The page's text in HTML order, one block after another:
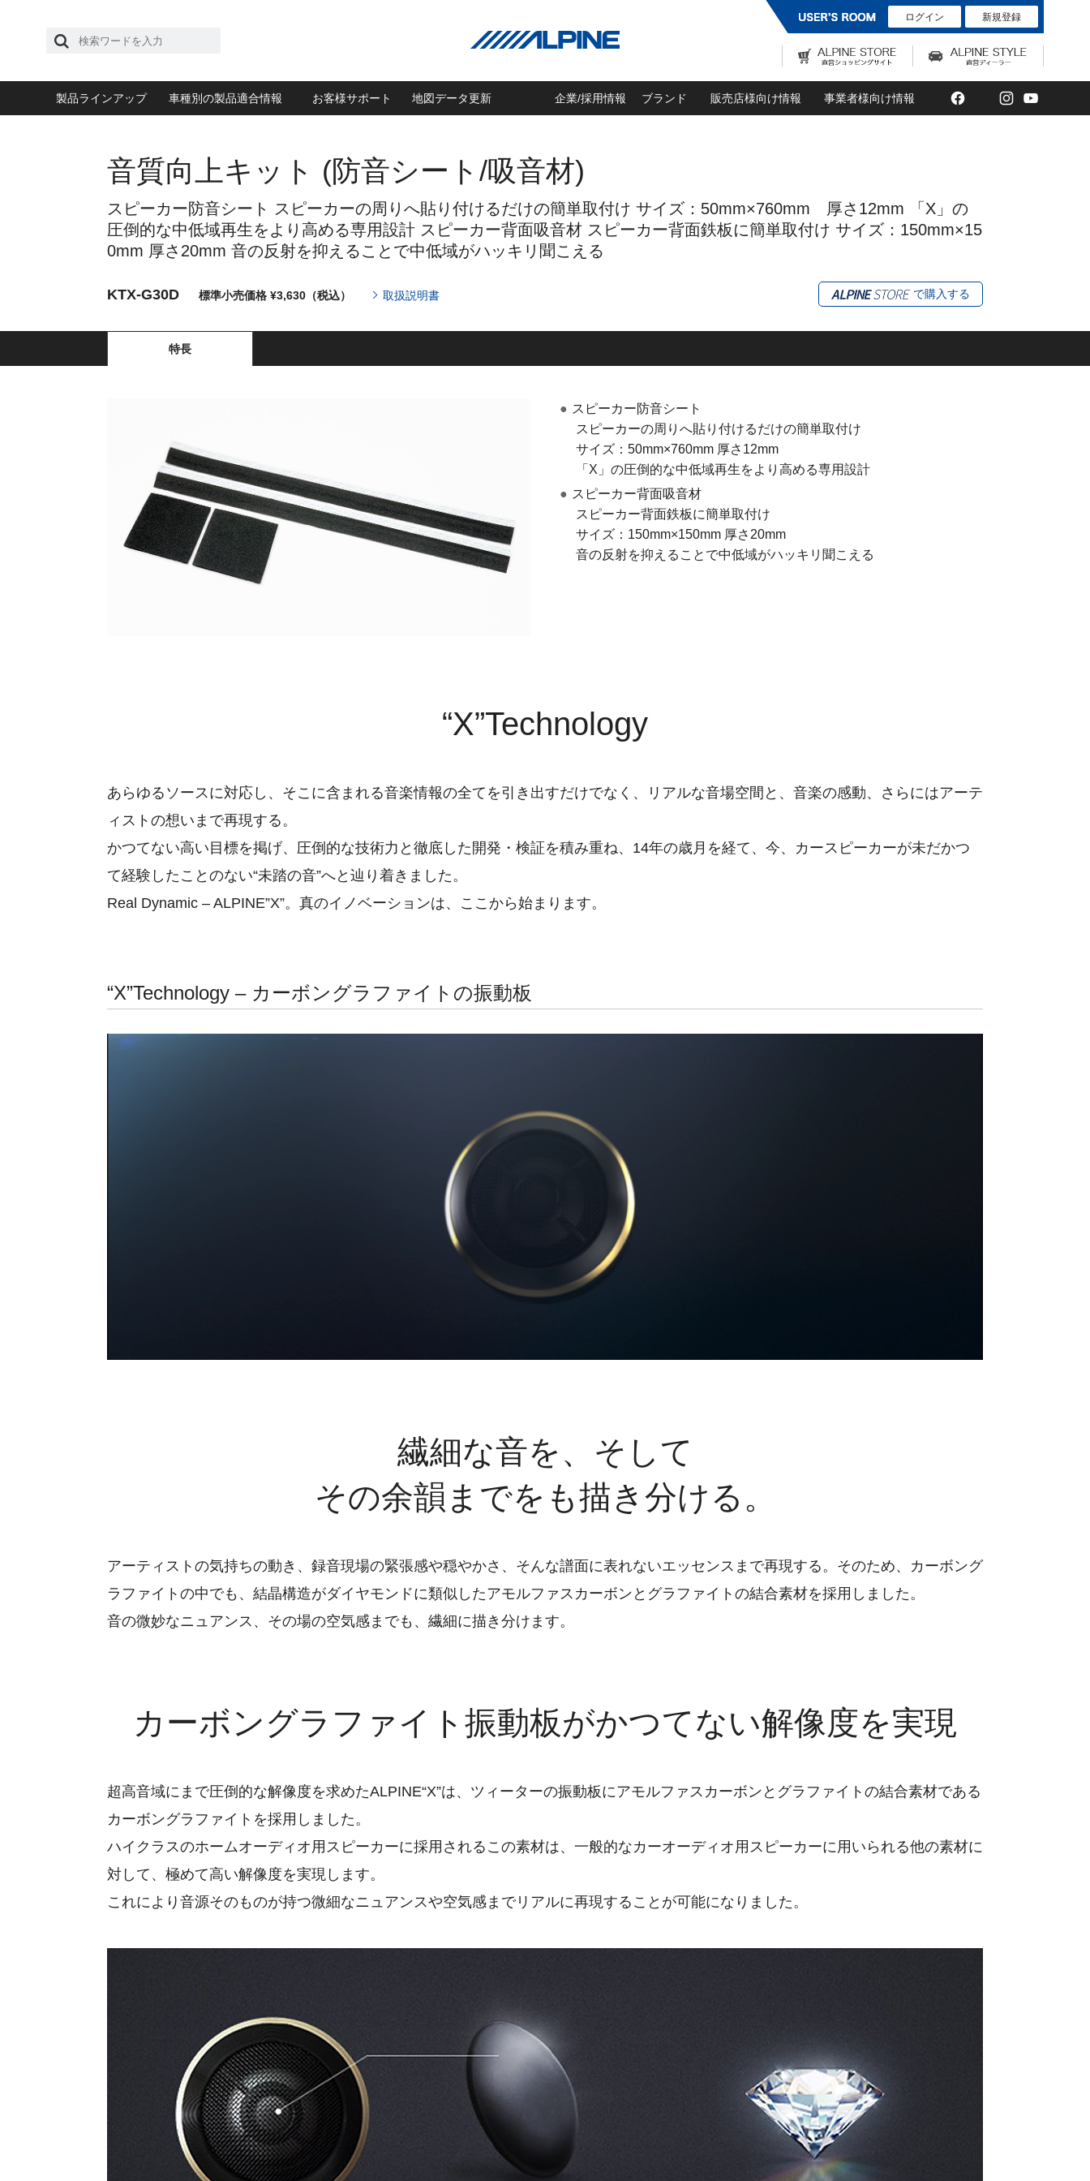
ログイン 新規登録
製品ラインアップ 車種別の製品適合情報 お客様サポート 地図データ更新 企業/採用情報 ブランド 販売店様向け情報 事業者様向け情報 Facebook
TwitterInstagram
音質向上キット (防音シート/吸音材)
スピーカー防音シート スピーカーの周りへ貼り付けるだけの簡単取付け サイズ：50mm×760mm 厚さ12mm 「X」の
圧倒的な中低域再生をより高める専用設計 スピーカー背面吸音材 スピーカー背面鉄板に簡単取付け サイズ：150mm×15
0mm 厚さ20mm 音の反射を抑えることで中低域がハッキリ聞こえる
KTX-G30D 標準小売価格 ¥3,630（税込） 取扱説明書 で購入する
特長
● スピーカー防音シート
スピーカーの周りへ貼り付けるだけの簡単取付け
サイズ：50mm×760mm 厚さ12mm
「X」の圧倒的な中低域再生をより高める専用設計
● スピーカー背面吸音材
スピーカー背面鉄板に簡単取付け
サイズ：150mm×150mm 厚さ20mm
音の反射を抑えることで中低域がハッキリ聞こえる
“X”Technology
あらゆるソースに対応し、そこに含まれる音楽情報の全てを引き出すだけでなく、リアルな音場空間と、音楽の感動、さらにはアーテ
ィストの想いまで再現する。
かつてない高い目標を掲げ、圧倒的な技術力と徹底した開発・検証を積み重ね、14年の歳月を経て、今、カースピーカーが未だかつ
て経験したことのない“未踏の音”へと辿り着きました。
Real Dynamic – ALPINE”X”。真のイノベーションは、ここから始まります。
“X”Technology – カーボングラファイトの振動板
繊細な音を、そして
その余韻までをも描き分ける。
アーティストの気持ちの動き、録音現場の緊張感や穏やかさ、そんな譜面に表れないエッセンスまで再現する。そのため、カーボング
ラファイトの中でも、結晶構造がダイヤモンドに類似したアモルファスカーボンとグラファイトの結合素材を採用しました。
音の微妙なニュアンス、その場の空気感までも、繊細に描き分けます。
カーボングラファイト振動板がかつてない解像度を実現
超高音域にまで圧倒的な解像度を求めたALPINE“X”は、ツィーターの振動板にアモルファスカーボンとグラファイトの結合素材である
カーボングラファイトを採用しました。
ハイクラスのホームオーディオ用スピーカーに採用されるこの素材は、一般的なカーオーディオ用スピーカーに用いられる他の素材に
対して、極めて高い解像度を実現します。
これにより音源そのものが持つ微細なニュアンスや空気感までリアルに再現することが可能になりました。